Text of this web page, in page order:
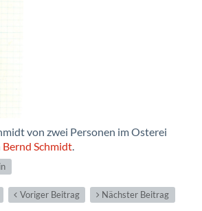
von zwei Personen im Osterei
Bernd Schmidt.
Voriger Beitrag Nächster Beitrag